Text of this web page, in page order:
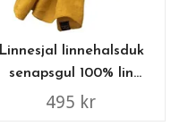
Linnesjal linnehalsduk
senapsgul 100% lin
45x200 cm
495 kr